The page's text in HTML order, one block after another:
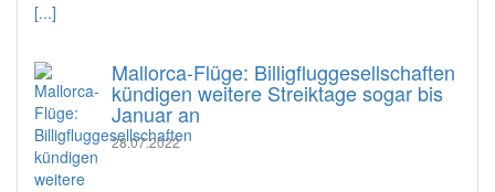
[...]
Mallorca-Flüge: Billigfluggesellschaften
kündigen weitere Streiktage sogar bis
Januar an
28.07.2022